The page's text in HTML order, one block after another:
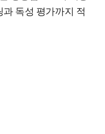
독성 평가까지 적